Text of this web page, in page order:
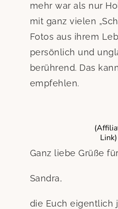
mehr war als nur
mit ganz vielen
Fotos aus ihrem
persönlich und
berührend. Das
empfehlen.
Link)
Ganz liebe Grüße
Sandra,
die Euch eigentlich